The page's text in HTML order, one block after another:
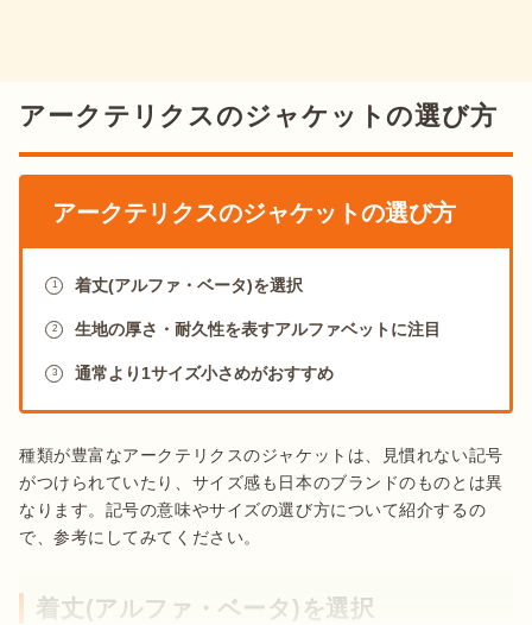
ど圧倒的な多機能性は、価値ある製品といえます。
出典： 楽天
き、登山やハイキングなど、アウトドア全般で活躍します。そ
ハードシェルは耐久性や防水性、透湿性など機能性の高さ
ムです。ソフトシェルは通気性やストレッチ性に優れ、軽く着
インサレーテッドジャケット
アークテリクスのジャケットの選び方
アークテリクスのジャケットの選び方
1 着丈(アルファ・ベータ)を選択
2 生地の厚さ・耐久性を表すアルファベットに注目
3 通常より1サイズ小さめがおすすめ
種類が豊富なアークテリクスのジャケットは、見慣れない記号
がつけられていたり、サイズ感も日本のブランドのものとは異
なります。記号の意味やサイズの選び方について紹介するの
で、参考にしてみてください。
着丈(アルファ・ベータ)を選択